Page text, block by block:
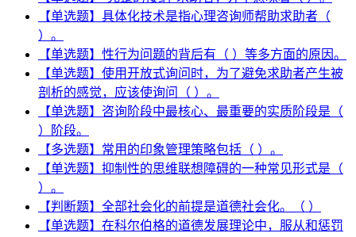
【单选题】具体化技术是指心理咨询师帮助求助者（
）。
【单选题】性行为问题的背后有（ ）等多方面的原因。
【单选题】使用开放式询问时，为了避免求助者产生被
剖析的感觉，应该使询问（ ）。
【单选题】咨询阶段中最核心、最重要的实质阶段是（
）阶段。
【多选题】常用的印象管理策略包括（ ）。
【单选题】抑制性的思维联想障碍的一种常见形式是（
）。
【判断题】全部社会化的前提是道德社会化。（ ）
【单选题】在科尔伯格的道德发展理论中，服从和惩罚